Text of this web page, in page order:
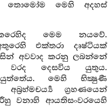
තොමෝම මෙහි අදහස්
මෙම නයවේ.
එක්තරා දෘෂ්ටියක්
අවවාද කරනු ලබන්නේ
වරද දෙසවිය යුතුය.
මෙහි භික්‍ෂුණී
ග්‍රහණයෙන්
වනාහි ආයතිසංවරයෙහි